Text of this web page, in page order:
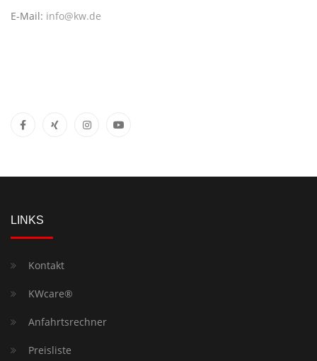
E-Mail: info@kw.de
LINKS
Kontakt
KWcare®
Anfahrtsrechner
Preisliste